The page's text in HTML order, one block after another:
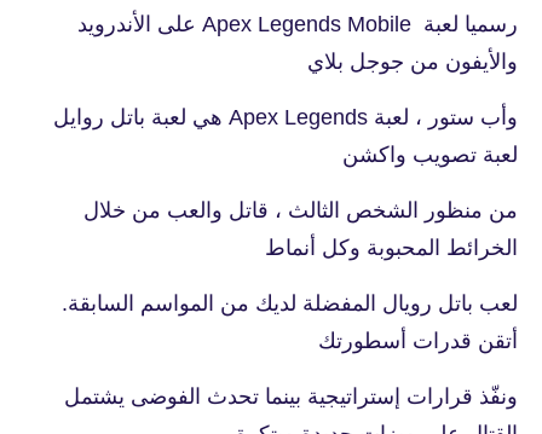
رسميا لعبة Apex Legends Mobile على الأندرويد
والأيفون من جوجل بلاي
وأب ستور ، لعبة Apex Legends هي لعبة باتل روايل
لعبة تصويب واكشن
من منظور الشخص الثالث ، قاتل والعب من خلال
الخرائط المحبوبة وكل أنماط
لعب باتل رويال المفضلة لديك من المواسم السابقة.
أتقن قدرات أسطورتك
ونفّذ قرارات إستراتيجية بينما تحدث الفوضى يشتمل